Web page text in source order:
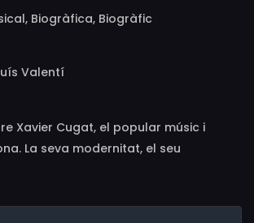
Biogràfica, Biogràfic
Valentí
Xavier Cugat, el popular músic i
La seva modernitat, el seu
seu magnetisme mediàtic continuen
s'acosta al geni de Girona com a
i a la seva aportació en la creació